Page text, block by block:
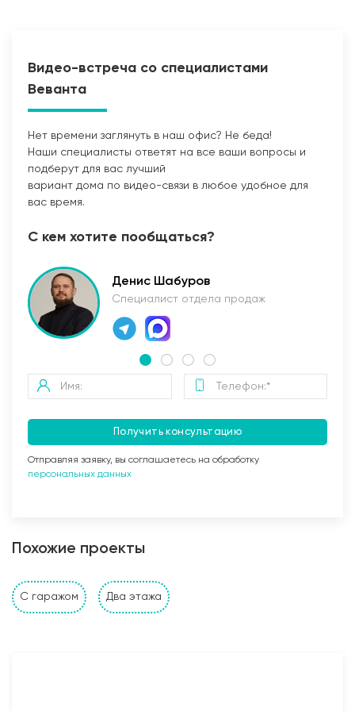
Стены и перегородки дома
1. Наружные и внутренние несущие стены выполнены
Видео-встреча со специалистами
Веванта
Нет времени заглянуть в наш офис? Не беда!
Наши специалисты ответят на все ваши вопросы и
подберут для вас лучший
вариант дома по видео-связи в любое удобное для
вас время.
С кем хотите пообщаться?
Денис Шабуров
Специалист отдела продаж
Получить консультацию
Отправляя заявку, вы соглашаетесь на обработку
персональных данных
Похожие проекты
С гаражом Два этажа